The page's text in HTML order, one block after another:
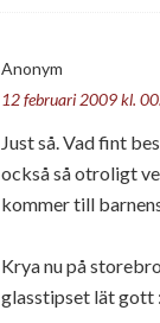
Anonym
12 februari 2009 kl.
Just så. Vad fint
också så otroligt
kommer till
Krya nu på
glasstipset lät gott